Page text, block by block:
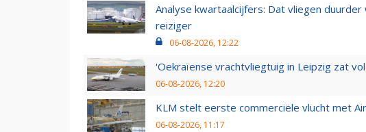
Analyse kwartaalcijfers: Dat vliegen
reiziger
06-08-2026, 12:22
'Oekraïense vrachtvliegtuig in Leipzig zat
06-08-2026, 12:20
KLM stelt eerste commerciële vlucht met
06-08-2026, 11:17